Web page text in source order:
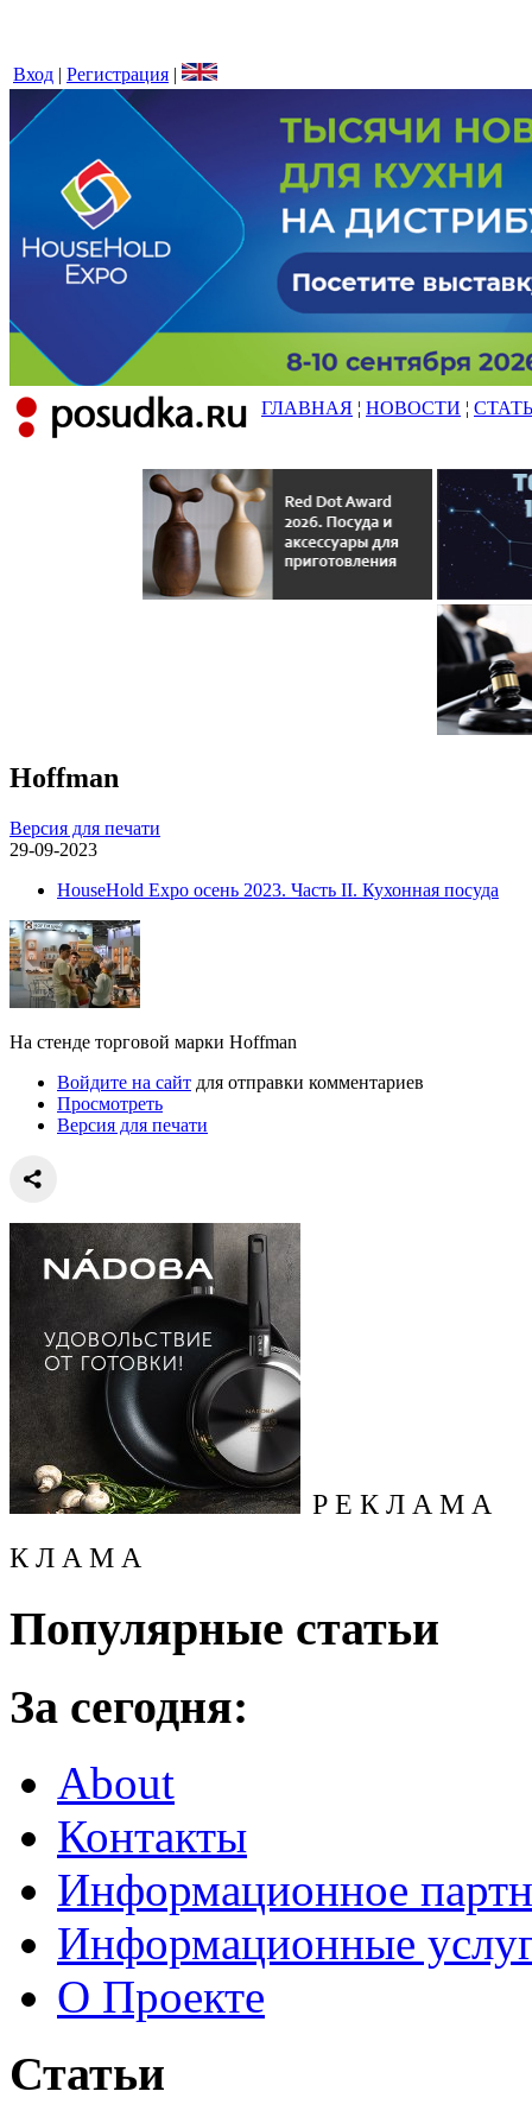
Вход | Регистрация |
ГЛАВНАЯ ¦ НОВОСТИ ¦
Hoffman
Версия для печати
29-09-2023
HouseHold Expo осень 2023. Часть II. Кухонная посуда
На стенде торговой марки Hoffman
Войдите на сайт для отправки комментариев
Просмотреть
Версия для печати
Р Е К Л А М А
К Л А М А
Популярные статьи
За сегодня:
About
Контакты
Информационное
Информационные
О Проекте
Статьи